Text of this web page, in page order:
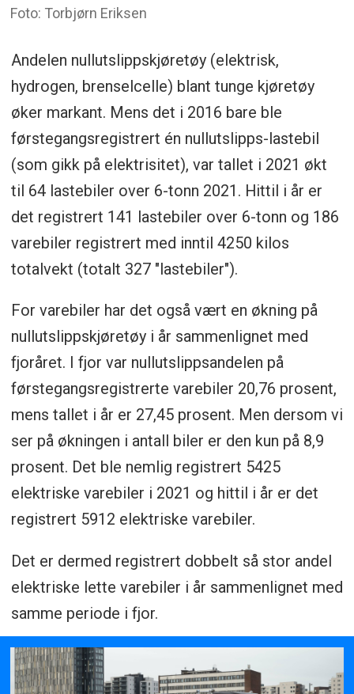
Foto: Torbjørn Eriksen
Andelen nullutslippskjøretøy (elektrisk,
hydrogen, brenselcelle) blant tunge kjøretøy
øker markant. Mens det i 2016 bare ble
førstegangsregistrert én nullutslipps-lastebil
(som gikk på elektrisitet), var tallet i 2021 økt
til 64 lastebiler over 6-tonn 2021. Hittil i år er
det registrert 141 lastebiler over 6-tonn og 186
varebiler registrert med inntil 4250 kilos
totalvekt (totalt 327 "lastebiler").
For varebiler har det også vært en økning på
nullutslippskjøretøy i år sammenlignet med
fjoråret. I fjor var nullutslippsandelen på
førstegangsregistrerte varebiler 20,76 prosent,
mens tallet i år er 27,45 prosent. Men dersom vi
ser på økningen i antall biler er den kun på 8,9
prosent. Det ble nemlig registrert 5425
elektriske varebiler i 2021 og hittil i år er det
registrert 5912 elektriske varebiler.
Det er dermed registrert dobbelt så stor andel
elektriske lette varebiler i år sammenlignet med
samme periode i fjor.